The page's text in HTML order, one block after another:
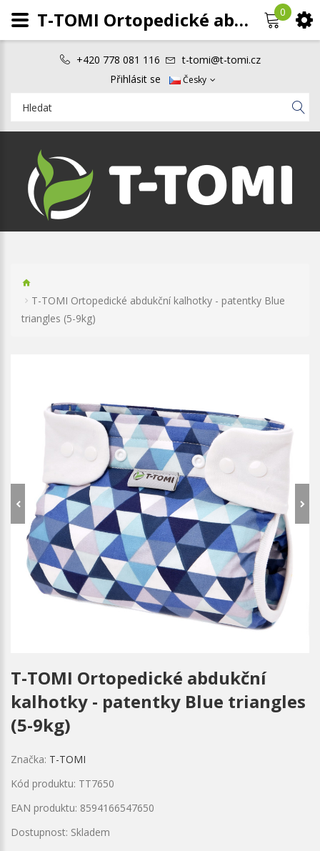
+420 778 081 116
t-tomi@t-tomi.cz
Přihlásit se
Česky
0
T-TOMI Ortopedické abdukční kalhotky - patentky Blue
triangles (5-9kg)
T-TOMI Ortopedické abdukční
kalhotky - patentky Blue triangles
(5-9kg)
Značka: T-TOMI
Kód produktu: TT7650
EAN produktu: 8594166547650
Dostupnost: Skladem
T-TOMI Ortopedické abdukční kalhotky - patentky Blue triangles (5-9kg)